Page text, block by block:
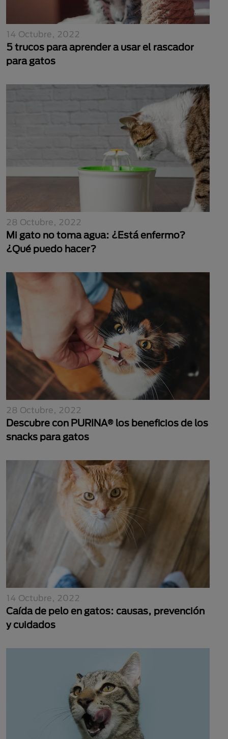
14 Octubre, 2022
5 trucos para aprender a usar el rascador
para gatos
28 Octubre, 2022
Mi gato no toma agua: ¿Está enfermo?
¿Qué puedo hacer?
28 Octubre, 2022
Descubre con PURINA® los beneficios de los
snacks para gatos
14 Octubre, 2022
Caída de pelo en gatos: causas, prevención
y cuidados